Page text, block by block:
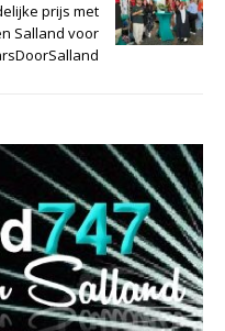
prijs met
Salland voor